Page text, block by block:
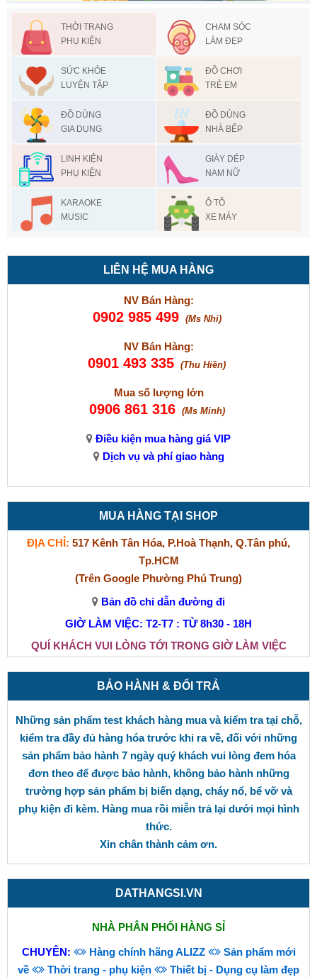
THỜI TRANG
PHỤ KIỆN
CHAM SÓC
LÀM ĐẸP
SỨC KHỎE
LUYỆN TẬP
ĐỒ CHƠI
TRẺ EM
ĐỒ DÙNG
GIA DỤNG
ĐỒ DÙNG
NHÀ BẾP
LINH KIỆN
PHỤ KIỆN
GIÀY DÉP
NAM NỮ
KARAOKE
MUSIC
Ô TÔ
XE MÁY
LIÊN HỆ MUA HÀNG
NV Bán Hàng:
0902 985 499 (Ms Nhi)
NV Bán Hàng:
0901 493 335 (Thu Hiền)
Mua số lượng lớn
0906 861 316 (Ms Minh)
Điều kiện mua hàng giá VIP
Dịch vụ và phí giao hàng
MUA HÀNG TẠI SHOP
ĐỊA CHỈ: 517 Kênh Tân Hóa, P.Hoà Thạnh, Q.Tân phú,
Tp.HCM
(Trên Google Phường Phú Trung)
Bản đồ chỉ dẫn đường đi
GIỜ LÀM VIỆC: T2-T7 : TỪ 8h30 - 18H
QUÍ KHÁCH VUI LÒNG TỚI TRONG GIỜ LÀM VIỆC
BẢO HÀNH & ĐỔI TRẢ
Những sản phẩm test khách hàng mua và kiểm tra tại chỗ,
kiểm tra đầy đủ hàng hóa trước khi ra về, đối với những
sản phẩm bảo hành 7 ngày quý khách vui lòng đem hóa
đơn theo để được bảo hành, không bảo hành những
trường hợp sản phẩm bị biến dạng, cháy nổ, bể vỡ và
phụ kiện đi kèm. Hàng mua rồi miễn trả lại dưới mọi hình
thức.
Xin chân thành cảm ơn.
DATHANGSI.VN
NHÀ PHÂN PHỐI HÀNG SỈ
CHUYÊN: Hàng chính hãng ALIZZ
Sản phẩm mới
về
Thời trang - phụ kiện Thiết bị - Dụng cụ làm đẹp